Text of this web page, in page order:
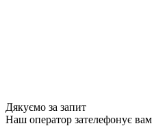
Дякуємо за запит
Наш оператор зателефонує